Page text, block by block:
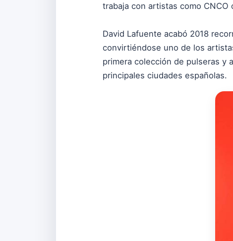
trabaja con artistas como CNCO
David Lafuente acabó 2018
convirtiéndose uno de los
primera colección de pulseras y
principales ciudades españolas.